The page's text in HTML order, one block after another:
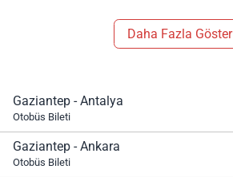
Daha Fazla Göster
Gaziantep - Antalya
Otobüs Bileti
Gaziantep - Ankara
Otobüs Bileti